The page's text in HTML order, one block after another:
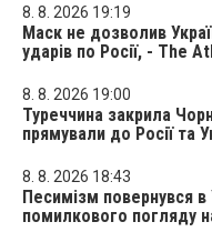
8. 8. 2026 19:19
Маск не дозволив
ударів по Росії, - The
8. 8. 2026 19:00
Туреччина закрила
прямували до Росії та
8. 8. 2026 18:43
Песимізм повернувся в
помилкового погляду